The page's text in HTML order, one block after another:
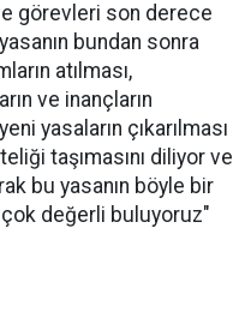
görevleri son derece
bundan sonra
atılması,
ve inançların
yasaların çıkarılması
taşımasını diliyor ve
bu yasanın böyle bir
çok değerli buluyoruz"